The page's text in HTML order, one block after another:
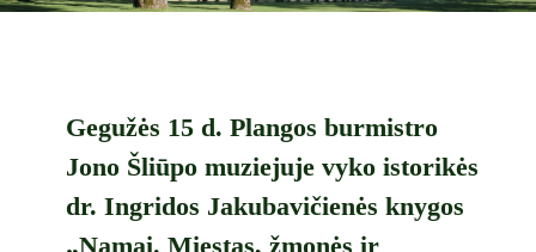
Gegužės 15 d. Plangos burmistro
Jono Šliūpo muziejuje vyko istorikės
dr. Ingridos Jakubavičienės knygos
„Namai. Miestas, žmonės ir